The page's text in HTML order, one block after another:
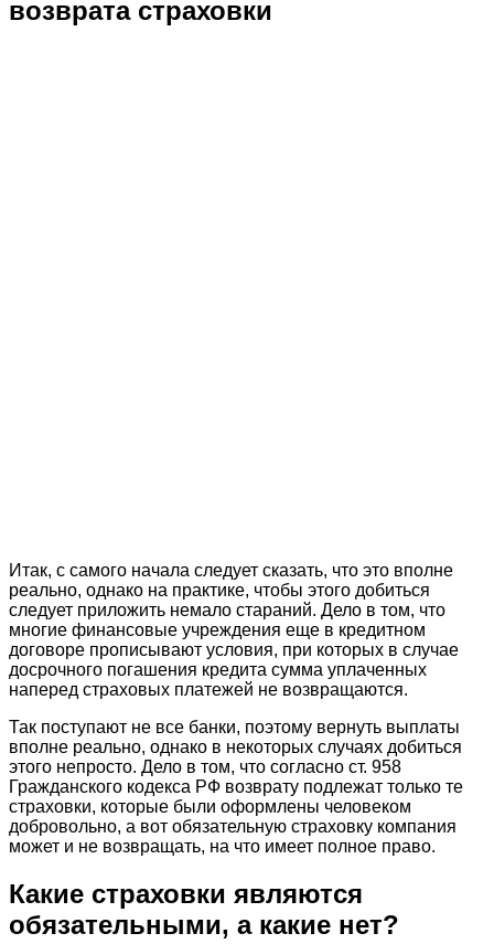
возврата страховки
Итак, с самого начала следует сказать, что это вполне
реально, однако на практике, чтобы этого добиться
следует приложить немало стараний. Дело в том, что
многие финансовые учреждения еще в кредитном
договоре прописывают условия, при которых в случае
досрочного погашения кредита сумма уплаченных
наперед страховых платежей не возвращаются.
Так поступают не все банки, поэтому вернуть выплаты
вполне реально, однако в некоторых случаях добиться
этого непросто. Дело в том, что согласно ст. 958
Гражданского кодекса РФ возврату подлежат только те
страховки, которые были оформлены человеком
добровольно, а вот обязательную страховку компания
может и не возвращать, на что имеет полное право.
Какие страховки являются
обязательными, а какие нет?